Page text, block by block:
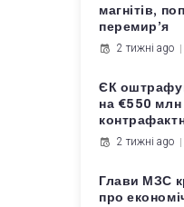
магнітів,
перемир’я
2 тижні ago
ЄК
на €550 млн
2 тижні ago
Глави МЗС
про